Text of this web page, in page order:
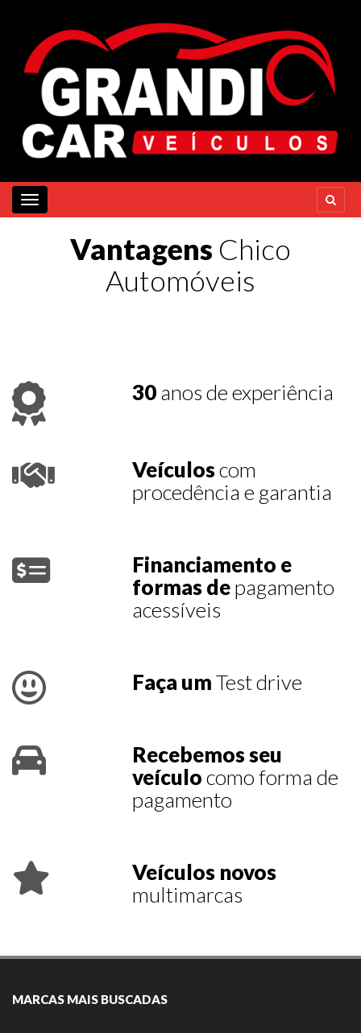
Toggle navigation
Vantagens Chico
Automóveis
30anos de experiência
Veículoscom
procedência e garantia
Financiamento e
formas depagamento
acessíveis
Faça umTest drive
Recebemos seu
veículocomo forma de
pagamento
Veículos novos
multimarcas
MARCAS MAIS BUSCADAS